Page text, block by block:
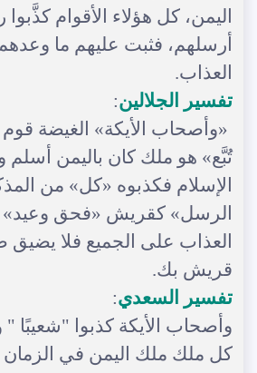
اليمن، كل هؤلاء الأقوام
أرسلهم، فثبت عليهم ما
العذاب.
تفسير الجلالين:
«وأصحاب الأيكة» الغيضة
تُبَّع» هو ملك كان باليمن أسلم
الإسلام فكذبوه «كل» من
الرسل» كقريش «فحق
العذاب على الجميع فلا
قريش بك.
تفسير السعدي:
وأصحاب الأيكة كذبوا "شعيبًا "
كل ملك ملك اليمن في الزمان